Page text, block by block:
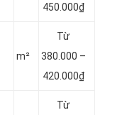
450.000₫
m²
Từ
380.000 –
420.000₫
Từ